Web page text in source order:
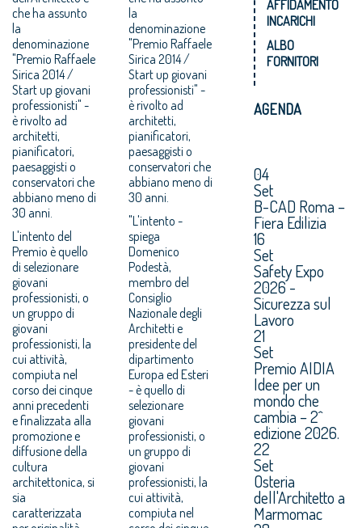
che ha assunto
la
denominazione
"Premio Raffaele
Sirica 2014 /
Start up giovani
professionisti" -
è rivolto ad
architetti,
pianificatori,
paesaggisti o
conservatori che
abbiano meno di
30 anni.
L'intento del
Premio è quello
di selezionare
giovani
professionisti, o
un gruppo di
giovani
professionisti, la
cui attività,
compiuta nel
corso dei cinque
anni precedenti
e finalizzata alla
promozione e
diffusione della
cultura
architettonica, si
sia
caratterizzata
la
denominazione
"Premio Raffaele
Sirica 2014 /
Start up giovani
professionisti" -
è rivolto ad
architetti,
pianificatori,
paesaggisti o
conservatori che
abbiano meno di
30 anni.
"L'intento -
spiega
Domenico
Podestà,
membro del
Consiglio
Nazionale degli
Architetti e
presidente del
dipartimento
Europa ed Esteri
- è quello di
selezionare
giovani
professionisti, o
un gruppo di
giovani
professionisti, la
cui attività,
compiuta nel
AFFIDAMENTO
INCARICHI
ALBO
FORNITORI
AGENDA
04
Set
B-CAD Roma –
Fiera Edilizia
16
Set
Safety Expo
2026 -
Sicurezza sul
Lavoro
21
Set
Premio AIDIA
Idee per un
mondo che
cambia – 2^
edizione 2026.
22
Set
Osteria
dell'Architetto a
Marmomac